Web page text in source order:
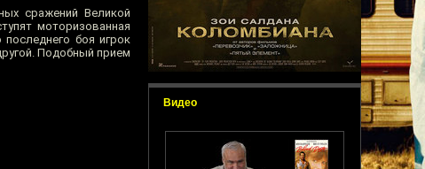
Видео
сражений Великой
моторизованная
боя игрок
Подобный прием